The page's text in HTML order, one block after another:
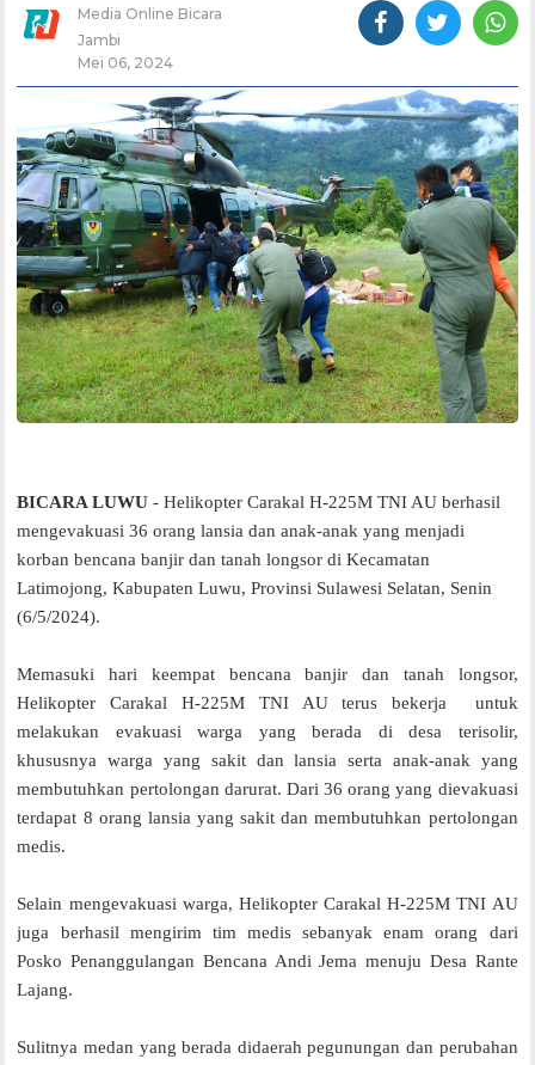
Media Online Bicara
Jambi
Mei 06, 2024
BICARA LUWU - Helikopter Carakal H-225M TNI AU berhasil
mengevakuasi 36 orang lansia dan anak-anak yang menjadi
korban bencana banjir dan tanah longsor di Kecamatan
Latimojong, Kabupaten Luwu, Provinsi Sulawesi Selatan, Senin
(6/5/2024).
Memasuki hari keempat bencana banjir dan tanah longsor,
Helikopter Carakal H-225M TNI AU terus bekerja untuk
melakukan evakuasi warga yang berada di desa terisolir,
khususnya warga yang sakit dan lansia serta anak-anak yang
membutuhkan pertolongan darurat. Dari 36 orang yang dievakuasi
terdapat 8 orang lansia yang sakit dan membutuhkan pertolongan
medis.
Selain mengevakuasi warga, Helikopter Carakal H-225M TNI AU
juga berhasil mengirim tim medis sebanyak enam orang dari
Posko Penanggulangan Bencana Andi Jema menuju Desa Rante
Lajang.
Sulitnya medan yang berada didaerah pegunungan dan perubahan